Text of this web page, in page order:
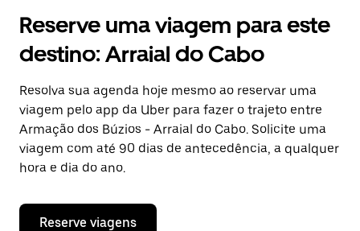
o
e
uma
data.
Pressione
a
tecla
“ESC”
para
o
calendário.
Reserve uma viagem para este
destino: Arraial do Cabo
Resolva sua agenda hoje mesmo ao reservar uma
viagem pelo app da Uber para fazer o trajeto entre
Armação dos Búzios - Arraial do Cabo. Solicite uma
viagem com até 90 dias de antecedência, a qualquer
hora e dia do ano.
Reserve viagens